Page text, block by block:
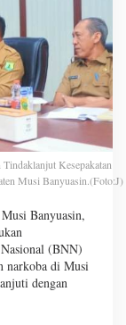
Kesepakatan
Musi Banyuasin.(Foto:J)
Banyuasin,
(BNN)
narkoba di Musi
dengan